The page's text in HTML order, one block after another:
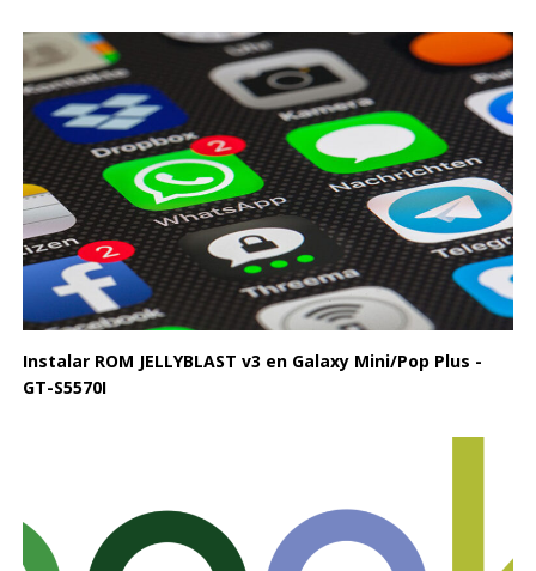
Instalar ROM JELLYBLAST v3 en Galaxy Mini/Pop Plus -
GT-S5570I